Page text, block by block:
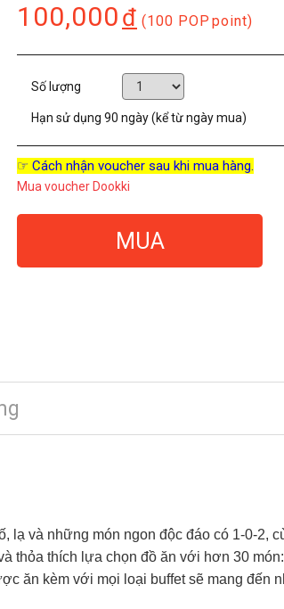
100,000đ (100 POP point)
Số lượng
Hạn sử dụng 90 ngày (kể từ ngày mua)
☞ Cách nhận voucher sau khi mua hàng.
Mua voucher Dookki
MUA
và những món ngon độc đáo có 1-0-2,
thích lựa chọn đồ ăn với hơn 30
ăn kèm với mọi loại buffet sẽ mang đến